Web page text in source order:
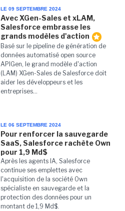
LE 09 SEPTEMBRE 2024
Avec XGen-Sales et xLAM,
Salesforce embrasse les
grands modèles d'action
Basé sur le pipeline de génération de
données automatisé open source
APIGen, le grand modèle d'action
(LAM) XGen-Sales de Salesforce doit
aider les développeurs et les
entreprises...
LE 06 SEPTEMBRE 2024
Pour renforcer la sauvegarde
SaaS, Salesforce rachète Own
pour 1,9 Md$
Après les agents IA, Salesforce
continue ses emplettes avec
l'acquisition de la société Own
spécialiste en sauvegarde et la
protection des données pour un
montant de 1,9 Md$.